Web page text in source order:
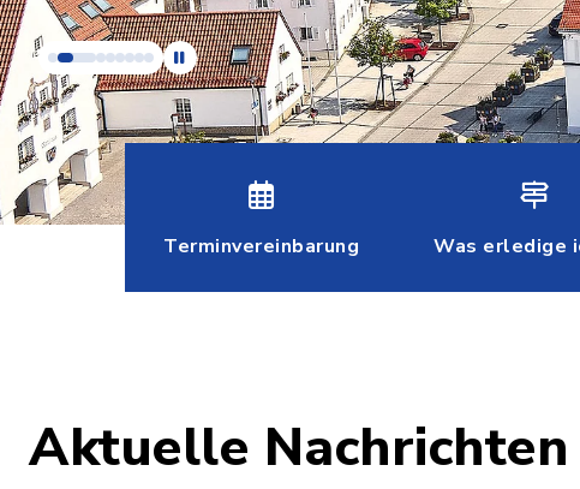
Terminvereinbarung Was erledige
Aktuelle